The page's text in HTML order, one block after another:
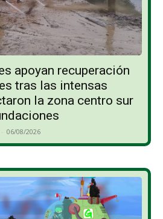
apoyan recuperación
tras las intensas
la zona centro sur
- 06/08/2026